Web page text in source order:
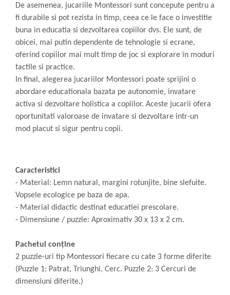
De asemenea, jucariile Montessori sunt concepute pentru a
fi durabile si pot rezista in timp, ceea ce le face o investitie
buna in educatia si dezvoltarea copiilor dvs. Ele sunt, de
obicei, mai putin dependente de tehnologie si ecrane,
oferind copiilor mai mult timp de joc si explorare in moduri
tactile si practice.
In final, alegerea jucariilor Montessori poate sprijini o
abordare educationala bazata pe autonomie, invatare
activa si dezvoltare holistica a copiilor. Aceste jucarii ofera
oportunitati valoroase de invatare si dezvoltare intr-un
mod placut si sigur pentru copii.
Caracteristici
- Material: Lemn natural, margini rotunjite, bine slefuite.
Vopsele ecologice pe baza de apa.
- Material didactic destinat educatiei prescolare.
- Dimensiune / puzzle: Aproximativ 30 x 13 x 2 cm.
Pachetul conține
2 puzzle-uri tip Montessori fiecare cu cate 3 forme diferite
(Puzzle 1: Patrat, Triunghi, Cerc. Puzzle 2: 3 Cercuri de
dimensiuni diferite.)